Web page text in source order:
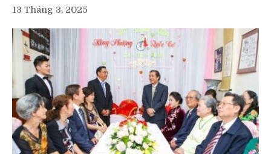
13 Tháng 3, 2025